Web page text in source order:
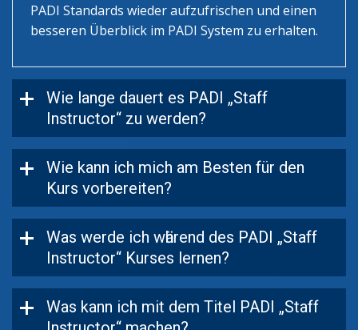
PADI Standards wieder aufzufrischen und einen
besseren Überblick im PADI System zu erhalten.
Wie lange dauert es PADI „Staff
Instructor“ zu werden?
Wie kann ich mich am Besten für den
Kurs vorbereiten?
Was werde ich wӓhrend des PADI „Staff
Instructor“ Kurses lernen?
Was kann ich mit dem Titel PADI „Staff